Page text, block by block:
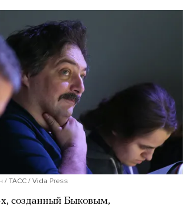
/ ТАСС / Vida Press
созданный Быковым,